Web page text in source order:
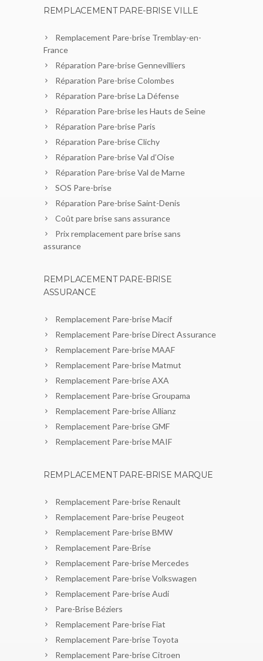
REMPLACEMENT PARE-BRISE VILLE
Remplacement Pare-brise Tremblay-en-
France
Réparation Pare-brise Gennevilliers
Réparation Pare-brise Colombes
Réparation Pare-brise La Défense
Réparation Pare-brise les Hauts de Seine
Réparation Pare-brise Paris
Réparation Pare-brise Clichy
Réparation Pare-brise Val d’Oise
Réparation Pare-brise Val de Marne
SOS Pare-brise
Réparation Pare-brise Saint-Denis
Coût pare brise sans assurance
Prix remplacement pare brise sans
assurance
REMPLACEMENT PARE-BRISE
ASSURANCE
Remplacement Pare-brise Macif
Remplacement Pare-brise Direct Assurance
Remplacement Pare-brise MAAF
Remplacement Pare-brise Matmut
Remplacement Pare-brise AXA
Remplacement Pare-brise Groupama
Remplacement Pare-brise Allianz
Remplacement Pare-brise GMF
Remplacement Pare-brise MAIF
REMPLACEMENT PARE-BRISE MARQUE
Remplacement Pare-brise Renault
Remplacement Pare-brise Peugeot
Remplacement Pare-brise BMW
Remplacement Pare-Brise
Remplacement Pare-brise Mercedes
Remplacement Pare-brise Volkswagen
Remplacement Pare-brise Audi
Pare-Brise Béziers
Remplacement Pare-brise Fiat
Remplacement Pare-brise Toyota
Remplacement Pare-brise Citroen